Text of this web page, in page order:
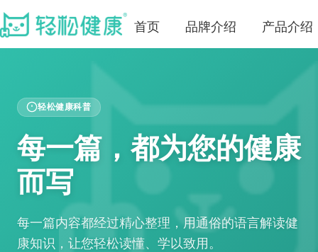
首页 品牌介绍 产品介绍
轻松健康科普
每一篇，都为您的健康
而写
每一篇内容都经过精心整理，用通俗的语言解读健
康知识，让您轻松读懂、学以致用。